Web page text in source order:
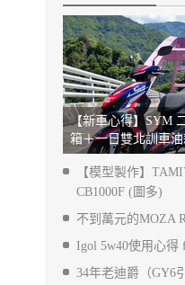
【新車心得】SYM
箱＋一日雙北訓車
【模型製作】
CB1000F (圖多)
不到萬元的MOZA
Igol 5w40使用心得
34年老迪爵（GY6